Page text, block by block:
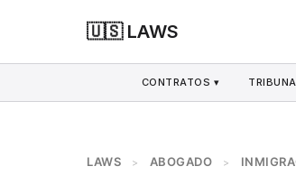
🇺🇸 LAWS
CONTRATOS ▾
LAWS > ABOGADO >